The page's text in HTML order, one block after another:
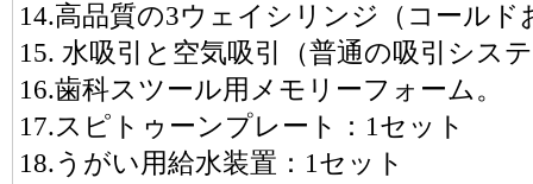
14.高品質の3ウェイシリンジ（コールド
15. 水吸引と空気吸引（普通の吸引シス
16.歯科スツール用メモリーフォーム。
17.スピトゥーンプレート：1セット
18.うがい用給水装置：1セット